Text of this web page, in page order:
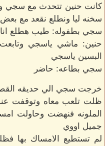
كانت حنين تتحدث مع سجي
سخنه ليا ونطلع نقعد مع
سجي بطفوله: طيب هطلع انا
حنين: ماشي ياسجي
البسين ياسجي
سجي بطاعه: حاضر
خرجت سجي الي حديقه
ظلت تلعب معاه وتوقفت
الملونه فنهضت وحاولت
جميل اووي
لم تستطيع الامساك بها